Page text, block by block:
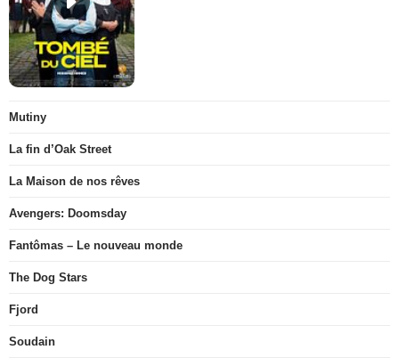
Mutiny
La fin d’Oak Street
La Maison de nos rêves
Avengers: Doomsday
Fantômas – Le nouveau monde
The Dog Stars
Fjord
Soudain